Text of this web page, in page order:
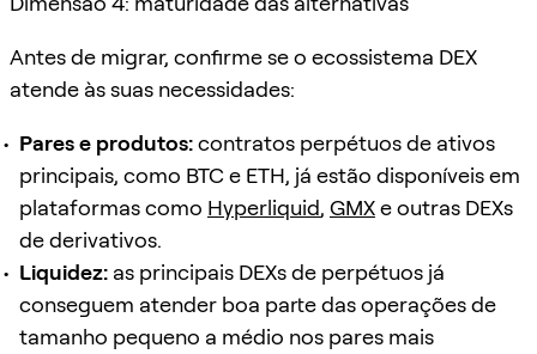
Antes de migrar, confirme se o ecossistema DEX
atende às suas necessidades:
Pares e produtos:contratos perpétuos de ativos
principais, como BTC e ETH, já estão disponíveis em
plataformas como Hyperliquid, GMXe outras DEXs
de derivativos.
Liquidez: as principais DEXs de perpétuos já
conseguem atender boa parte das operações de
tamanho pequeno a médio nos pares mais